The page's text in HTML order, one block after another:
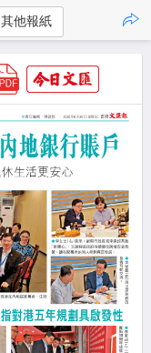
其他報紙